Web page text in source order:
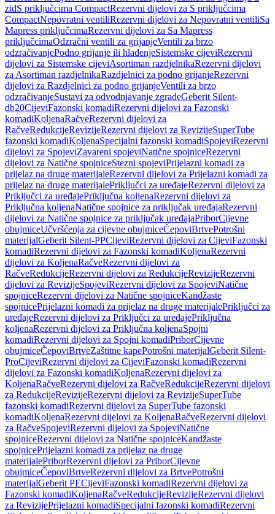
zidS priključcima CompactRezervni dijelovi za S priključcima
CompactNepovratni ventiliRezervni dijelovi za Nepovratni ventiliSa
Mapress priključcimaRezervni dijelovi za Sa Mapress
priključcimaOdzračni ventili za grijanjeVentili za brzo
odzračivanjePodno grijanje ili hlađenjeSistemske cijeviRezervni
dijelovi za Sistemske cijeviAsortiman razdjelnikaRezervni dijelovi
za Asortiman razdjelnikaRazdjelnici za podno grijanjeRezervni
dijelovi za Razdjelnici za podno grijanjeVentili za brzo
odzračivanjeSustavi za odvodnjavanje zgradeGeberit Silent-
db20CijeviFazonski komadiRezervni dijelovi za Fazonski
komadiKoljenaRačveRezervni dijelovi za
RačveRedukcijeRevizijeRezervni dijelovi za RevizijeSuperTube
fazonski komadiKoljenaSpecijalni fazonski komadiSpojeviRezervni
dijelovi za SpojeviZavareni spojeviNatične spojniceRezervni
dijelovi za Natične spojniceStezni spojeviPrijelazni komadi za
prijelaz na druge materijaleRezervni dijelovi za Prijelazni komadi za
prijelaz na druge materijalePriključci za uređajeRezervni dijelovi za
Priključci za uređajePriključna koljenaRezervni dijelovi za
Priključna koljenaNatične spojnice za priključak uređajaRezervni
dijelovi za Natične spojnice za priključak uređajaPriborCijevne
obujmiceUčvršćenja za cijevne obujmiceČepoviBrtvePotrošni
materijalGeberit Silent-PPCijeviRezervni dijelovi za CijeviFazonski
komadiRezervni dijelovi za Fazonski komadiKoljenaRezervni
dijelovi za KoljenaRačveRezervni dijelovi za
RačveRedukcijeRezervni dijelovi za RedukcijeRevizijeRezervni
dijelovi za RevizijeSpojeviRezervni dijelovi za SpojeviNatične
spojniceRezervni dijelovi za Natične spojniceKandžaste
spojnicePrijelazni komadi za prijelaz na druge materijalePriključci za
uređajeRezervni dijelovi za Priključci za uređajePriključna
koljenaRezervni dijelovi za Priključna koljenaSpojni
komadiRezervni dijelovi za Spojni komadiPriborCijevne
obujmiceČepoviBrtveZaštitne kapePotrošni materijalGeberit Silent-
ProCijeviRezervni dijelovi za CijeviFazonski komadiRezervni
dijelovi za Fazonski komadiKoljenaRezervni dijelovi za
KoljenaRačveRezervni dijelovi za RačveRedukcijeRezervni dijelovi
za RedukcijeRevizijeRezervni dijelovi za RevizijeSuperTube
fazonski komadiRezervni dijelovi za SuperTube fazonski
komadiKoljenaRezervni dijelovi za KoljenaRačveRezervni dijelovi
za RačveSpojeviRezervni dijelovi za SpojeviNatične
spojniceRezervni dijelovi za Natične spojniceKandžaste
spojnicePrijelazni komadi za prijelaz na druge
materijalePriborRezervni dijelovi za PriborCijevne
obujmiceČepoviBrtveRezervni dijelovi za BrtvePotrošni
materijalGeberit PECijeviFazonski komadiRezervni dijelovi za
Fazonski komadiKoljenaRačveRedukcijeRevizijeRezervni dijelovi
za RevizijePrijelazni komadiSpecijalni fazonski komadiRezervni